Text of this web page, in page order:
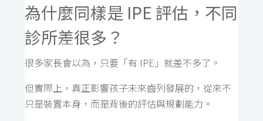
為什麼同樣是 IPE 評估，不同
診所差很多？
很多家長會以為，只要「有 IPE」就差不多了。
但實際上，真正影響孩子未來齒列發展的，從來不
只是裝置本身，而是背後的評估與規劃能力。